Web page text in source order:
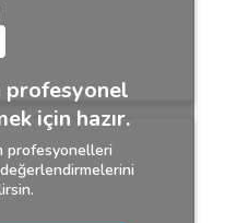
profesyonel
için hazır.
profesyonelleri